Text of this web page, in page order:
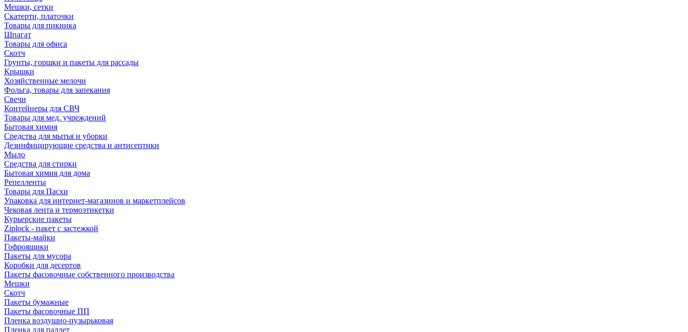
Мешки, сетки
Скатерти, платочки
Товары для пикника
Шпагат
Товары для офиса
Скотч
Грунты, горшки и пакеты для рассады
Крышки
Хозяйственные мелочи
Фольга, товары для запекания
Свечи
Контейнеры для СВЧ
Товары для мед. учреждений
Бытовая химия
Средства для мытья и уборки
Дезинфицирующие средства и антисептики
Мыло
Средства для стирки
Бытовая химия для дома
Репелленты
Товары для Пасхи
Упаковка для интернет-магазинов и маркетплейсов
Чековая лента и термоэтикетки
Курьерские пакеты
Ziplock - пакет с застежкой
Пакеты-майки
Гофроящики
Пакеты для мусора
Коробки для десертов
Пакеты фасовочные собственного производства
Мешки
Скотч
Пакеты бумажные
Пакеты фасовочные ПП
Пленка воздушно-пузырьковая
Пленка для паллет